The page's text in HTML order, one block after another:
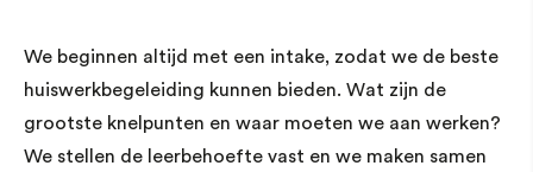
We beginnen altijd met een intake, zodat we de beste
huiswerkbegeleiding kunnen bieden. Wat zijn de
grootste knelpunten en waar moeten we aan werken?
We stellen de leerbehoefte vast en we maken samen